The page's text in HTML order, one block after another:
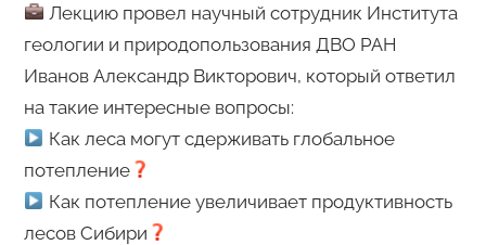
Лекцию провел научный сотрудник Института
геологии и природопользования ДВО РАН
Иванов Александр Викторович, который ответил
на такие интересные вопросы:
Как леса могут сдерживать глобальное
потепление
Как потепление увеличивает продуктивность
лесов Сибири